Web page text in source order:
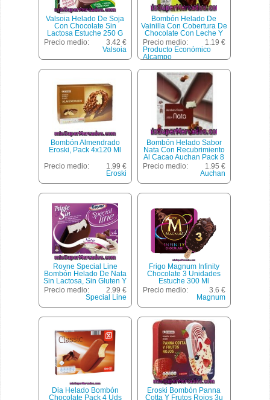
Valsoia Helado De Soja
Con Chocolate Sin
Lactosa Estuche 250 G
Precio medio:
3.42 €
Valsoia
Bombón Helado De
Vainilla Con Cobertura De
Chocolate Con Leche Y
Almendras Producto
Económico Alcampo Pack
3 Unidades De 120
Mililitros
Precio medio:
1.19 €
Producto Económico
Alcampo
Bombón Almendrado
Eroski, Pack 4x120 Ml
Precio medio:
1.99 €
Eroski
Bombón Helado Sabor
Nata Con Recubrimiento
Al Cacao Auchan Pack 8
Unidades De 75 Mililitros
Precio medio:
1.95 €
Auchan
Royne Special Line
Bombón Helado De Nata
Sin Lactosa, Sin Gluten Y
Sin Azúcar Añádido 4
Unidades Estuche 110 Ml
Precio medio:
2.99 €
Special Line
Frigo Magnum Infinity
Chocolate 3 Unidades
Estuche 300 Ml
Precio medio:
3.6 €
Magnum
Dia Helado Bombón
Chocolate Pack 4 Uds
Eroski Bombón Panna
Cotta Y Frutos Rojos 3u